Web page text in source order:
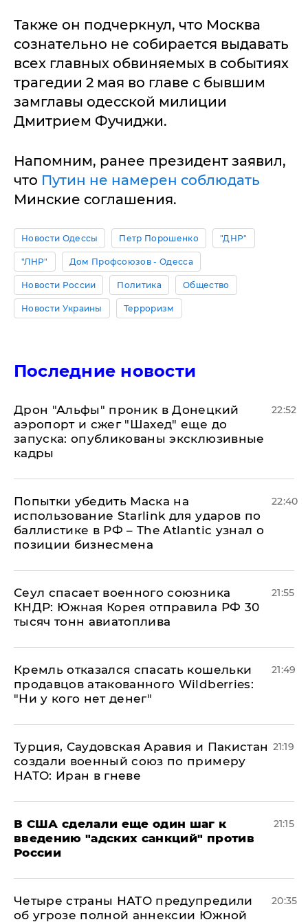
Также он подчеркнул, что Москва
сознательно не собирается выдавать
всех главных обвиняемых в событиях
трагедии 2 мая во главе с бывшим
замглавы одесской милиции
Дмитрием Фучиджи.
Напомним, ранее президент заявил,
что Путин не намерен соблюдать
Минские соглашения.
Новости Одессы Петр Порошенко "ДНР"
"ЛНР" Дом Профсоюзов - Одесса
Новости России Политика Общество
Новости Украины Терроризм
Последние новости
Дрон "Альфы" проник в Донецкий
аэропорт и сжег "Шахед" еще до
запуска: опубликованы эксклюзивные
кадры
22:52
Попытки убедить Маска на
использование Starlink для ударов по
баллистике в РФ – The Atlantic узнал о
позиции бизнесмена
22:40
​Сеул спасает военного союзника
КНДР: Южная Корея отправила РФ 30
тысяч тонн авиатоплива
21:55
Кремль отказался спасать кошельки
продавцов атакованного Wildberries:
"Ни у кого нет денег"
21:49
Турция, Саудовская Аравия и Пакистан
создали военный союз по примеру
НАТО: Иран в гневе
21:19
В США сделали еще один шаг к
введению "адских санкций" против
России
21:15
Четыре страны НАТО предупредили
об угрозе полной аннексии Южной
20:35